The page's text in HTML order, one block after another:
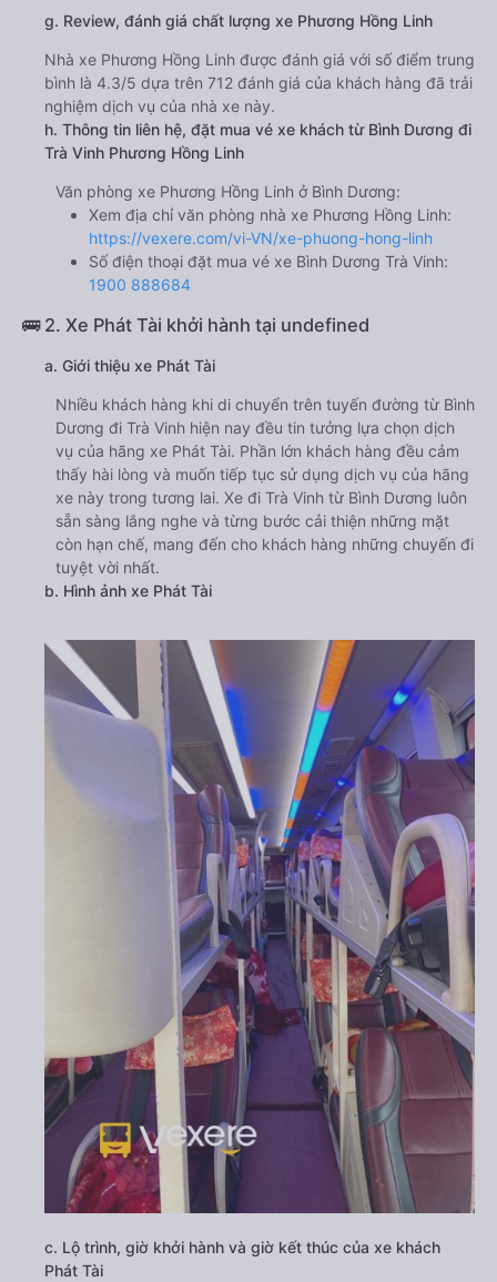
g. Review, đánh giá chất lượng xe Phương Hồng Linh
Nhà xe Phương Hồng Linh được đánh giá với số điểm trung
bình là 4.3/5 dựa trên 712 đánh giá của khách hàng đã trải
nghiệm dịch vụ của nhà xe này.
h. Thông tin liên hệ, đặt mua vé xe khách từ Bình Dương đi
Trà Vinh Phương Hồng Linh
Văn phòng xe Phương Hồng Linh ở Bình Dương:
Xem địa chỉ văn phòng nhà xe Phương Hồng Linh:
https://vexere.com/vi-VN/xe-phuong-hong-linh
Số điện thoại đặt mua vé xe Bình Dương Trà Vinh:
1900 888684
🚌 2. Xe Phát Tài khởi hành tại undefined
a. Giới thiệu xe Phát Tài
Nhiều khách hàng khi di chuyển trên tuyến đường từ Bình
Dương đi Trà Vinh hiện nay đều tin tưởng lựa chọn dịch
vụ của hãng xe Phát Tài. Phần lớn khách hàng đều cảm
thấy hài lòng và muốn tiếp tục sử dụng dịch vụ của hãng
xe này trong tương lai. Xe đi Trà Vinh từ Bình Dương luôn
sẵn sàng lắng nghe và từng bước cải thiện những mặt
còn hạn chế, mang đến cho khách hàng những chuyến đi
tuyệt vời nhất.
b. Hình ảnh xe Phát Tài
c. Lộ trình, giờ khởi hành và giờ kết thúc của xe khách
Phát Tài